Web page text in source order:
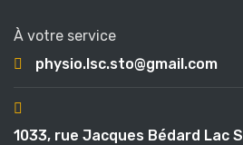
À votre service
physio.lsc.sto@gmail.com
1033, rue Jacques Bédard Lac